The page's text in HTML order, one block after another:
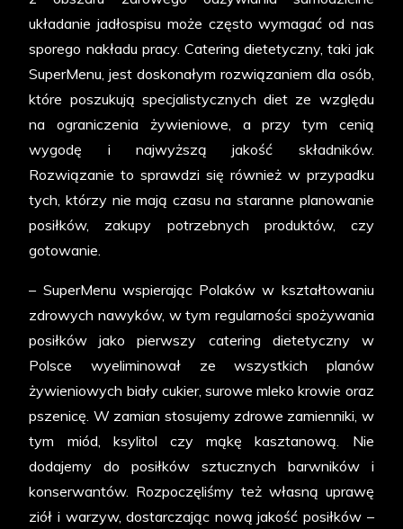
układanie jadłospisu może często wymagać od nas
sporego nakładu pracy. Catering dietetyczny, taki jak
SuperMenu, jest doskonałym rozwiązaniem dla osób,
które poszukują specjalistycznych diet ze względu
na ograniczenia żywieniowe, a przy tym cenią
wygodę i najwyższą jakość składników.
Rozwiązanie to sprawdzi się również w przypadku
tych, którzy nie mają czasu na staranne planowanie
posiłków, zakupy potrzebnych produktów, czy
gotowanie.
– SuperMenu wspierając Polaków w kształtowaniu
zdrowych nawyków, w tym regularności spożywania
posiłków jako pierwszy catering dietetyczny w
Polsce wyeliminował ze wszystkich planów
żywieniowych biały cukier, surowe mleko krowie oraz
pszenicę. W zamian stosujemy zdrowe zamienniki, w
tym miód, ksylitol czy mąkę kasztanową. Nie
dodajemy do posiłków sztucznych barwników i
konserwantów. Rozpoczęliśmy też własną uprawę
ziół i warzyw, dostarczając nową jakość posiłków –